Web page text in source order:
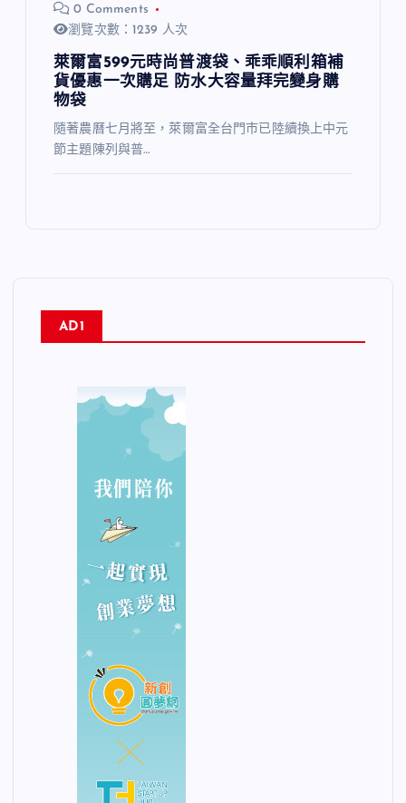
0 Comments
瀏覽次數：1239 人次
萊爾富599元時尚普渡袋、乖乖順利箱補
貨優惠一次購足 防水大容量拜完變身購
物袋
隨著農曆七月將至，萊爾富全台門市已陸續換上中元
節主題陳列與普…
AD1